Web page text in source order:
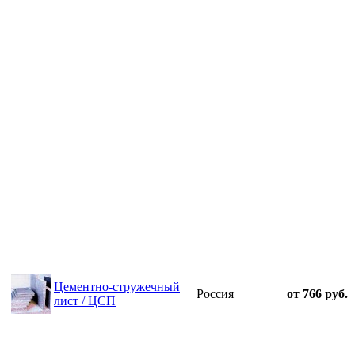
Цементно-стружечный
лист / ЦСП
Россия от 766 руб.